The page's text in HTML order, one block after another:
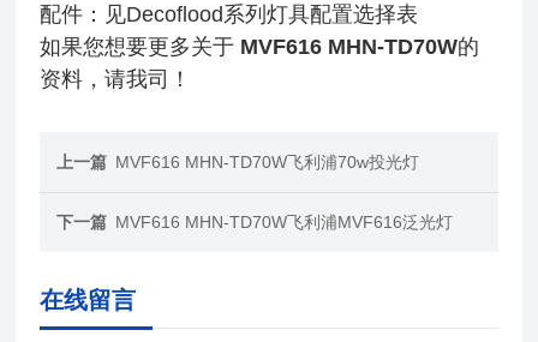
配件：见Decoflood系列灯具配置选择表
如果您想要更多关于 MVF616 MHN-TD70W的
资料，请我司！
上一篇 MVF616 MHN-TD70W飞利浦70w投光灯
下一篇 MVF616 MHN-TD70W飞利浦MVF616泛光灯
在线留言